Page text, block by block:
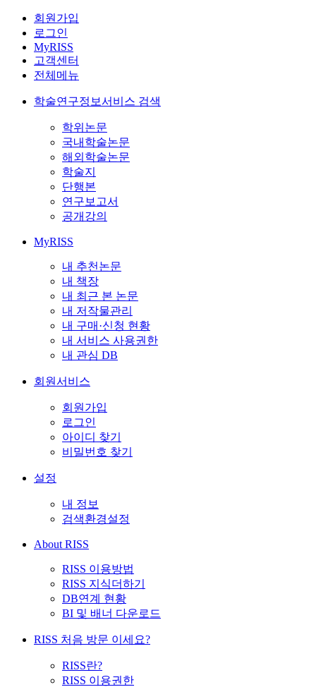
회원가입
로그인
MyRISS
고객센터
전체메뉴
학술연구정보서비스 검색
학위논문
국내학술논문
해외학술논문
학술지
단행본
연구보고서
공개강의
MyRISS
내 추천논문
내 책장
내 최근 본 논문
내 저작물관리
내 구매·신청 현황
내 서비스 사용권한
내 관심 DB
회원서비스
회원가입
로그인
아이디 찾기
비밀번호 찾기
설정
내 정보
검색환경설정
About RISS
RISS 이용방법
RISS 지식더하기
DB연계 현황
BI 및 배너 다운로드
RISS 처음 방문 이세요?
RISS란?
RISS 이용권한